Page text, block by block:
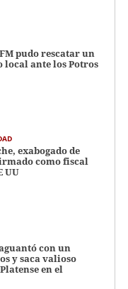
pudo rescatar un
local ante los Potros
exabogado de
como fiscal
UU
con un
y saca valioso
en el